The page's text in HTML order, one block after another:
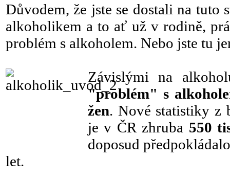
Důvodem, že jste se dostali na tuto
alkoholikem a to ať už v rodině,
problém s alkoholem. Nebo jste tu
Závislými na
"problém" s
žen. Nové statistiky z
je v ČR zhruba 550
doposud
let.